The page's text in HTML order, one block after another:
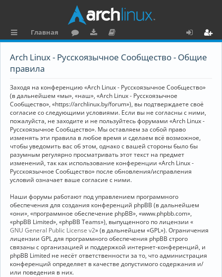
ы
к
и
Главная
ру
ру
и
ку
е
н
та
ц
и
я
о
Arch Linux - Русскоязычное Сообщество - Общие
правила
Заходя на конференцию «Arch Linux - Русскоязычное Сообщество»
(в дальнейшем «мы», «наш», «Arch Linux - Русскоязычное
Сообщество», «https://archlinux.by/forum»), вы подтверждаете своё
согласие со следующими условиями. Если вы не согласны с ними,
пожалуйста, не заходите и не пользуйтесь форумами «Arch Linux -
Русскоязычное Сообщество». Мы оставляем за собой право
изменять эти правила в любое время и сделаем всё возможное,
чтобы уведомить вас об этом, однако с вашей стороны было бы
разумным регулярно просматривать этот текст на предмет
изменений, так как использование конференции «Arch Linux -
Русскоязычное Сообщество» после обновления/исправления
условий означает ваше согласие с ними.
Наши форумы работают под управлением программного
обеспечения для создания конференций phpBB (в дальнейшем
«они», «программное обеспечение phpBB», «www.phpbb.com»,
«phpBB Limited», «phpBB Teams»), выпущенного по лицензии «
GNU General Public License v2» (в дальнейшем «GPL»). Ограничения
лицензии GPL для программного обеспечения phpBB строго
связаны с организацией и поддержкой интернет-конференций, и
phpBB Limited не несёт ответственности за то, что администрация
конференций определяет в качестве допустимого содержания и/
или поведения в них.